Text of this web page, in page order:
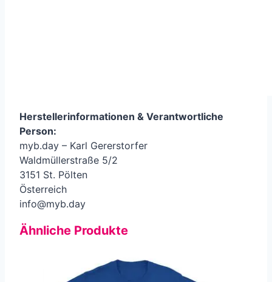
Herstellerinformationen & Verantwortliche
Person:
myb.day – Karl Gererstorfer
Waldmüllerstraße 5/2
3151 St. Pölten
Österreich
info@myb.day
Ähnliche Produkte